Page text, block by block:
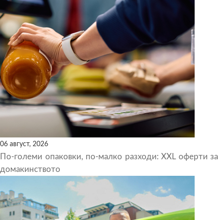
06 август, 2026
По-големи опаковки, по-малко разходи: XXL оферти за
домакинството